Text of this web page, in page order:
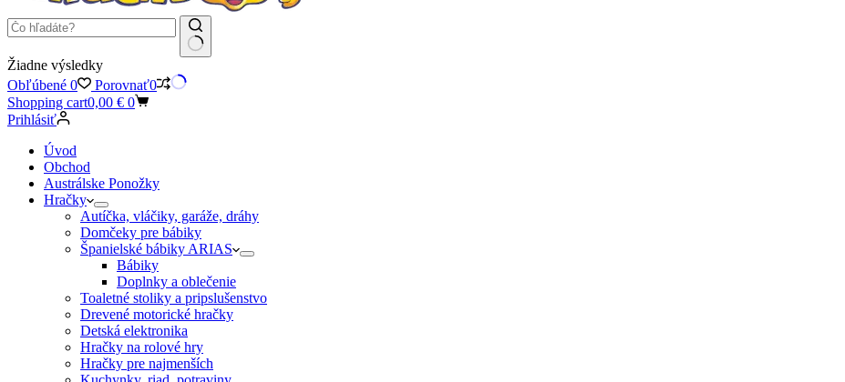
Žiadne výsledky
Obľúbené 0 Porovnať0
Shopping cart0,00 € 0
Prihlásiť
Úvod
Obchod
Austrálske Ponožky
Hračky
Autíčka, vláčiky, garáže, dráhy
Domčeky pre bábiky
Španielské bábiky ARIAS
Bábiky
Doplnky a oblečenie
Toaletné stoliky a pripslušenstvo
Drevené motorické hračky
Detská elektronika
Hračky na rolové hry
Hračky pre najmenších